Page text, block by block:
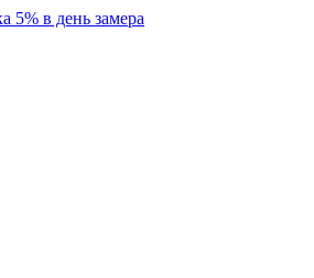
5% в день замера